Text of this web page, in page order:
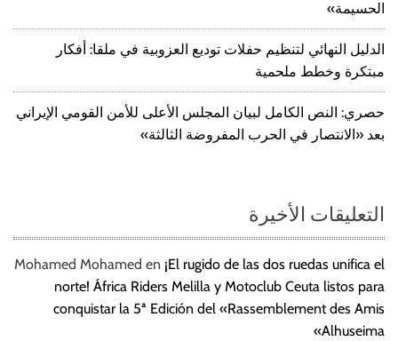
الحسيمة»
الدليل النهائي لتنظيم حفلات توديع العزوبية في ملقا: أفكار
مبتكرة وخطط ملحمية
حصري: النص الكامل لبيان المجلس الأعلى للأمن القومي الإيراني
بعد «الانتصار في الحرب المفروضة الثالثة»
التعليقات الأخيرة
Mohamed Mohamed en ¡El rugido de las dos ruedas unifica el
norte! África Riders Melilla y Motoclub Ceuta listos para
conquistar la 5ª Edición del «Rassemblement des Amis
Alhuseima»